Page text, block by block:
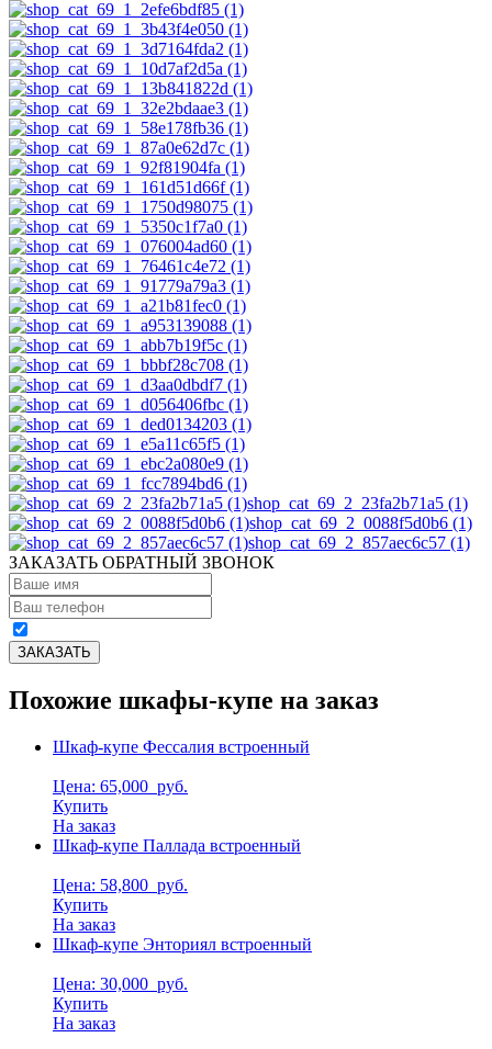
shop_cat_69_2_23fa2b71a5 (1)
shop_cat_69_2_0088f5d0b6 (1)
shop_cat_69_2_857aec6c57 (1)
ЗАКАЗАТЬ ОБРАТНЫЙ ЗВОНОК
Похожие шкафы-купе на заказ
Шкаф-купе Фессалия встроенный
Цена: 65,000 руб.
Купить
На заказ
Шкаф-купе Паллада встроенный
Цена: 58,800 руб.
Купить
На заказ
Шкаф-купе Энториял встроенный
Цена: 30,000 руб.
Купить
На заказ